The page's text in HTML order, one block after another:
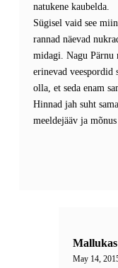
natukene kaubelda.
Sügisel vaid see
rannad näevad
midagi. Nagu Pärnu
erinevad veespordid
olla, et seda enam
Hinnad jah suht
meeldejääv ja
Mallukas
May 14,